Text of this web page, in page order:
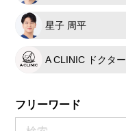
星子 周平
A CLINIC ドクター
フリーワード